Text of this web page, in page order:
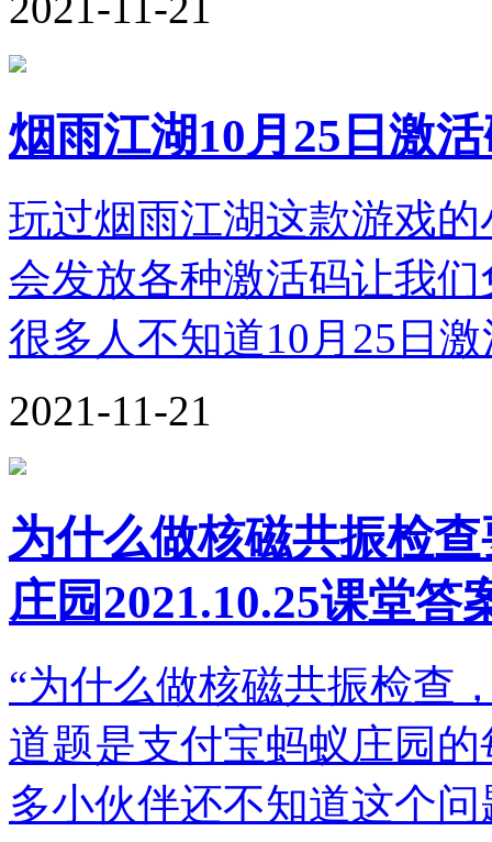
烟雨江湖10月25日激
玩过烟雨江湖这款游戏
会发放各种激活码让我
很多人不知道10月25日
2021-11-21
为什么做核磁共振检
庄园2021.10.25课堂答
“为什么做核磁共振检查
道题是支付宝蚂蚁庄园
多小伙伴还不知道这个